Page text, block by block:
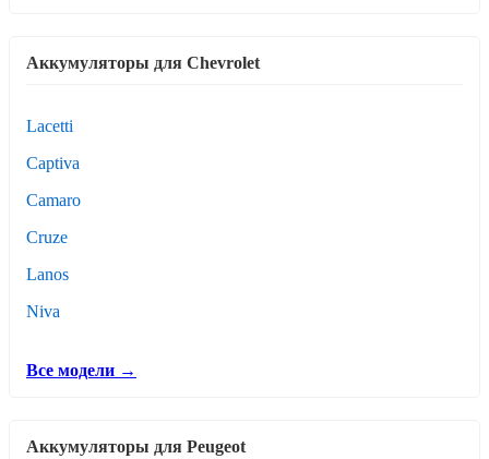
Аккумуляторы для Chevrolet
Lacetti
Captiva
Camaro
Cruze
Lanos
Niva
Все модели →
Аккумуляторы для Peugeot